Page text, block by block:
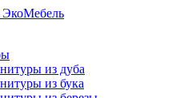
из дуба
из бука